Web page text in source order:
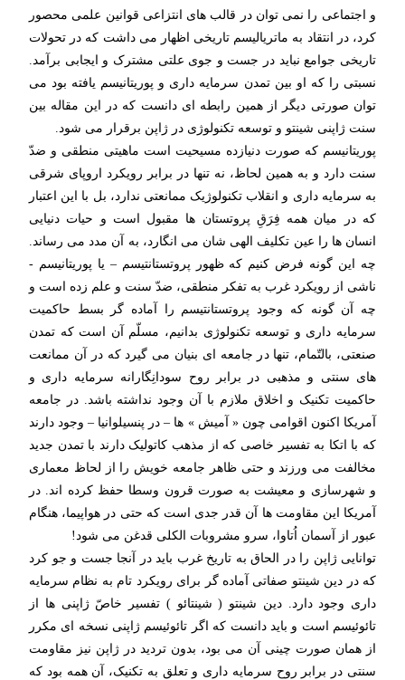
و اجتماعی را نمی توان در قالب های انتزاعی قوانین علمی محصور
کرد، در انتقاد به ماتریالیسم تاریخی اظهار می داشت که در تحولات
تاریخی جوامع نباید در جست و جوی علتی مشترک و ایجابی برآمد.
نسبتی را که او بین تمدن سرمایه داری و پوریتانیسم یافته بود می
توان صورتی دیگر از همین رابطه ای دانست که در این مقاله بین
سنت ژاپنی شینتو و توسعه تکنولوژی در ژاپن برقرار می شود.
پوریتانیسم که صورت دنیازده مسیحیت است ماهیتی منطقی و ضدّ
سنت دارد و به همین لحاظ، نه تنها در برابر رویکرد اروپای شرقی
به سرمایه داری و انقلاب تکنولوژیک ممانعتی ندارد، بل با این اعتبار
که در میان همه فِرَقِ پروتستان ها مقبول است و حیات دنیایی
انسان ها را عین تکلیف الهی شان می انگارد، به آن مدد می رساند.
چه این گونه فرض کنیم که ظهور پروتستانتیسم – یا پوریتانیسم -
ناشی از رویکرد غرب به تفکر منطقی، ضدّ سنت و علم زده است و
چه آن گونه که وجود پروتستانتیسم را آماده گر بسط حاکمیت
سرمایه داری و توسعه تکنولوژی بدانیم، مسلّم آن است که تمدن
صنعتی، بالتّمام، تنها در جامعه ای بنیان می گیرد که در آن ممانعت
های سنتی و مذهبی در برابر روح سودانِگارانه سرمایه داری و
حاکمیت تکنیک و اخلاق ملازم با آن وجود نداشته باشد. در جامعه
آمریکا اکنون اقوامی چون « آمیش » ها – در پنسیلوانیا – وجود دارند
که با اتکا به تفسیر خاصی که از مذهب کاتولیک دارند با تمدن جدید
مخالفت می ورزند و حتی ظاهر جامعه خویش را از لحاظ معماری
و شهرسازی و معیشت به صورت قرون وسطا حفظ کرده اند. در
آمریکا این مقاومت ها آن قدر جدی است که حتی در هواپیما، هنگام
عبور از آسمان اُتاوا، سرو مشروبات الکلی قدغن می شود!
توانایی ژاپن را در الحاق به تاریخ غرب باید در آنجا جست و جو کرد
که در دین شینتو صفاتی آماده گر برای رویکرد تام به نظام سرمایه
داری وجود دارد. دین شینتو ( شینتائو ) تفسیر خاصّ ژاپنی ها از
تائوئیسم است و باید دانست که اگر تائوئیسم ژاپنی نسخه ای مکرر
از همان صورت چینی آن می بود، بدون تردید در ژاپن نیز مقاومت
سنتی در برابر روح سرمایه داری و تعلق به تکنیک، آن همه بود که